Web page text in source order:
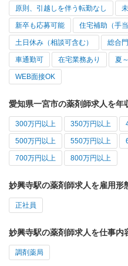
原則、引越しを伴う転勤なし
新卒も応募可能 住宅補助（手
土日休み（相談可含む） 総合
車通勤可 在宅業務あり 夏
WEB面接OK
愛知県一宮市の薬剤師求人を年
300万円以上 350万円以上
500万円以上 550万円以上
700万円以上 800万円以上
妙興寺駅の薬剤師求人を雇用形
正社員
妙興寺駅の薬剤師求人を仕事内
調剤薬局